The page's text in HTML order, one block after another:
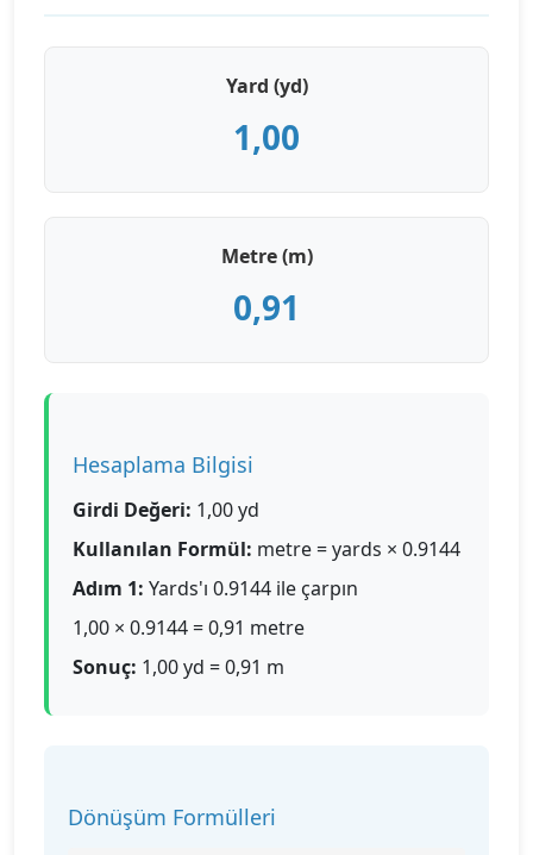
Yard (yd)
1,00
Metre (m)
0,91
Hesaplama Bilgisi
Girdi Değeri: 1,00 yd
Kullanılan Formül: metre = yards × 0.9144
Adım 1: Yards'ı 0.9144 ile çarpın
1,00 × 0.9144 = 0,91 metre
Sonuç: 1,00 yd = 0,91 m
Dönüşüm Formülleri